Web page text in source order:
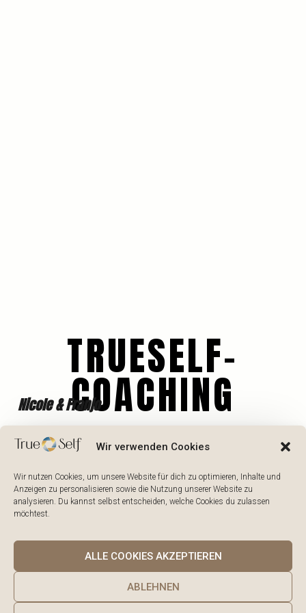
Wir verwenden Cookies
Wir nutzen Cookies, um unsere Website für dich zu optimieren, Inhalte und
Anzeigen zu personalisieren sowie die Nutzung unserer Website zu
analysieren. Du kannst selbst entscheiden, welche Cookies du zulassen
möchtest.
ALLE COOKIES AKZEPTIEREN
ABLEHNEN
TRUESELF-
COACHING
Nicole & Franjo
NICOLE CYRAN
FRANJO CYRAN
TRUE